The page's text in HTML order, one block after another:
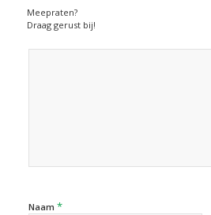
Meepraten?
Draag gerust bij!
Naam *